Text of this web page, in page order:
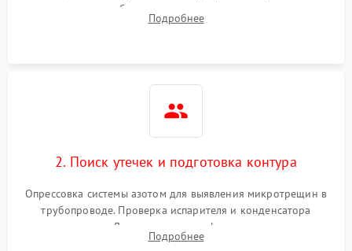
1000 ₽
1800 ₽
сопротивления обмоток мотора, проверка термостата и
считывание кодов ошибок с электронного дисплея.
Подробнее
2. Поиск утечек и подготовка контура
Опрессовка системы азотом для выявления микротрещин в
трубопроводе. Проверка испарителя и конденсатора
течеискателем. Демонтаж старого фильтра-осушителя и
продувка капиллярной трубки для устранения засоров.
Подробнее